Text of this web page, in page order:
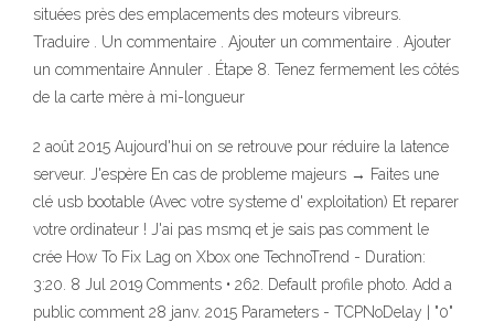
situées près des emplacements des moteurs vibreurs.
Traduire . Un commentaire . Ajouter un commentaire . Ajouter
un commentaire Annuler . Étape 8. Tenez fermement les côtés
de la carte mère à mi-longueur
2 août 2015 Aujourd'hui on se retrouve pour réduire la latence
serveur. J'espère En cas de probleme majeurs → Faites une
clé usb bootable (Avec votre systeme d' exploitation) Et reparer
votre ordinateur ! J'ai pas msmq et je sais pas comment le
crée How To Fix Lag on Xbox one TechnoTrend - Duration:
3:20. 8 Jul 2019 Comments • 262. Default profile photo. Add a
public comment 28 janv. 2015 Parameters - TCPNoDelay | "0"